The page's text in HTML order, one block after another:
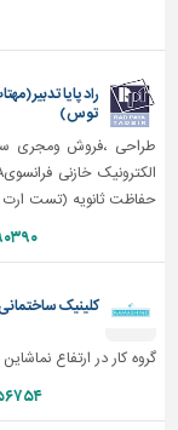
راد پایا تدبیر
توس)
طراحی ،فروش ومجری
حفاظت ثانویه (تست ارت
کلینیک
گروه کار در ارتفاع نماشاین